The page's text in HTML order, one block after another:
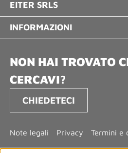
EITER SRLS
INFORMAZIONI
NON HAI TROVATO
CERCAVI?
CHIEDETECI
Note legali Privacy Termini e